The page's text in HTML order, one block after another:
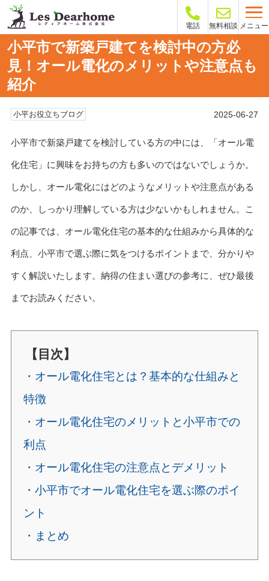
電話 無料相談 メニュー
小平市で新築戸建てを検討中の方必
見！オール電化のメリットや注意点も
紹介
小平お役立ちブログ 2025-06-27
小平市で新築戸建てを検討している方の中には、「オール電
化住宅」に興味をお持ちの方も多いのではないでしょうか。
しかし、オール電化にはどのようなメリットや注意点がある
のか、しっかり理解している方は少ないかもしれません。こ
の記事では、オール電化住宅の基本的な仕組みから具体的な
利点、小平市で選ぶ際に気をつけるポイントまで、分かりや
すく解説いたします。納得の住まい選びの参考に、ぜひ最後
までお読みください。
【目次】
・オール電化住宅とは？基本的な仕組みと
特徴
・オール電化住宅のメリットと小平市での
利点
・オール電化住宅の注意点とデメリット
・小平市でオール電化住宅を選ぶ際のポイ
ント
・まとめ